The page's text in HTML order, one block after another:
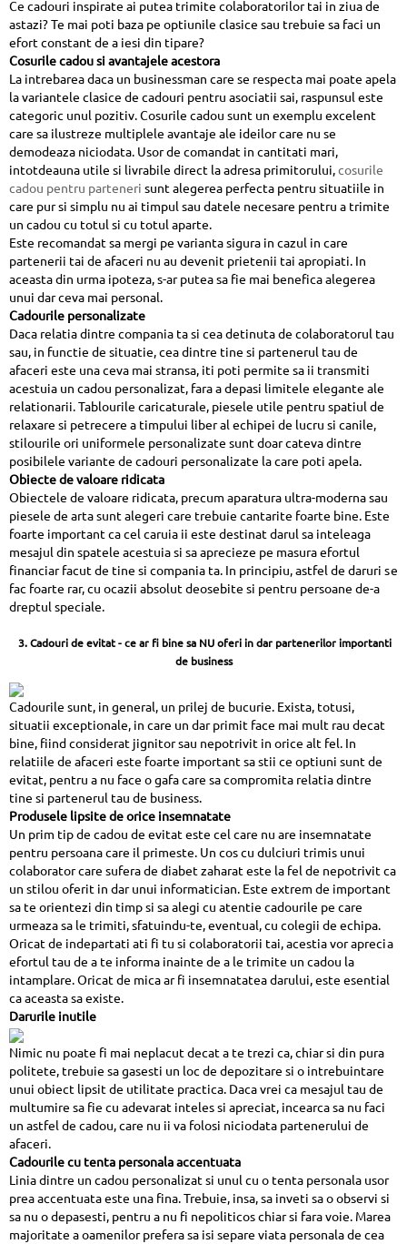
Ce cadouri inspirate ai putea trimite colaboratorilor tai in ziua de
astazi? Te mai poti baza pe optiunile clasice sau trebuie sa faci un
efort constant de a iesi din tipare?
Cosurile cadou si avantajele acestora
La intrebarea daca un businessman care se respecta mai poate apela
la variantele clasice de cadouri pentru asociatii sai, raspunsul este
categoric unul pozitiv. Cosurile cadou sunt un exemplu excelent
care sa ilustreze multiplele avantaje ale ideilor care nu se
demodeaza niciodata. Usor de comandat in cantitati mari,
intotdeauna utile si livrabile direct la adresa primitorului,cosurile
cadou pentru parteneri sunt alegerea perfecta pentru situatiile in
care pur si simplu nu ai timpul sau datele necesare pentru a trimite
un cadou cu totul si cu totul aparte.
Este recomandat sa mergi pe varianta sigura in cazul in care
partenerii tai de afaceri nu au devenit prietenii tai apropiati. In
aceasta din urma ipoteza, s-ar putea sa fie mai benefica alegerea
unui dar ceva mai personal.
Cadourile personalizate
Daca relatia dintre compania ta si cea detinuta de colaboratorul tau
sau, in functie de situatie, cea dintre tine si partenerul tau de
afaceri este una ceva mai stransa, iti poti permite sa ii transmiti
acestuia un cadou personalizat, fara a depasi limitele elegante ale
relationarii. Tablourile caricaturale, piesele utile pentru spatiul de
relaxare si petrecere a timpului liber al echipei de lucru si canile,
stilourile ori uniformele personalizate sunt doar cateva dintre
posibilele variante de cadouri personalizate la care poti apela.
Obiecte de valoare ridicata
Obiectele de valoare ridicata, precum aparatura ultra-moderna sau
piesele de arta sunt alegeri care trebuie cantarite foarte bine. Este
foarte important ca cel caruia ii este destinat darul sa inteleaga
mesajul din spatele acestuia si sa aprecieze pe masura efortul
financiar facut de tine si compania ta. In principiu, astfel de daruri se
fac foarte rar, cu ocazii absolut deosebite si pentru persoane de-a
dreptul speciale.
3. Cadouri de evitat - ce ar fi bine sa NU oferi in dar partenerilor importanti
de business
Cadourile sunt, in general, un prilej de bucurie. Exista, totusi,
situatii exceptionale, in care un dar primit face mai mult rau decat
bine, fiind considerat jignitor sau nepotrivit in orice alt fel. In
relatiile de afaceri este foarte important sa stii ce optiuni sunt de
evitat, pentru a nu face o gafa care sa compromita relatia dintre
tine si partenerul tau de business.
Produsele lipsite de orice insemnatate
Un prim tip de cadou de evitat este cel care nu are insemnatate
pentru persoana care il primeste. Un cos cu dulciuri trimis unui
colaborator care sufera de diabet zaharat este la fel de nepotrivit ca
un stilou oferit in dar unui informatician. Este extrem de important
sa te orientezi din timp si sa alegi cu atentie cadourile pe care
urmeaza sa le trimiti, sfatuindu-te, eventual, cu colegii de echipa.
Oricat de indepartati ati fi tu si colaboratorii tai, acestia vor aprecia
efortul tau de a te informa inainte de a le trimite un cadou la
intamplare. Oricat de mica ar fi insemnatatea darului, este esential
ca aceasta sa existe.
Darurile inutile
Nimic nu poate fi mai neplacut decat a te trezi ca, chiar si din pura
politete, trebuie sa gasesti un loc de depozitare si o intrebuintare
unui obiect lipsit de utilitate practica. Daca vrei ca mesajul tau de
multumire sa fie cu adevarat inteles si apreciat, incearca sa nu faci
un astfel de cadou, care nu ii va folosi niciodata partenerului de
afaceri.
Cadourile cu tenta personala accentuata
Linia dintre un cadou personalizat si unul cu o tenta personala usor
prea accentuata este una fina. Trebuie, insa, sa inveti sa o observi si
sa nu o depasesti, pentru a nu fi nepoliticos chiar si fara voie. Marea
majoritate a oamenilor prefera sa isi separe viata personala de cea